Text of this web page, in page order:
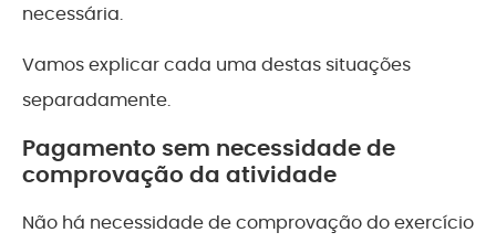
necessária.
Vamos explicar cada uma destas situações
separadamente.
Pagamento sem necessidade de
comprovação da atividade
Não há necessidade de comprovação do exercício